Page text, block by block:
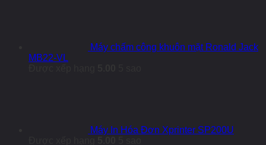
Máy chấm công khuôn mặt Ronald Jack
MB22-VL
Máy In Hóa Đơn Xprinter SP200U